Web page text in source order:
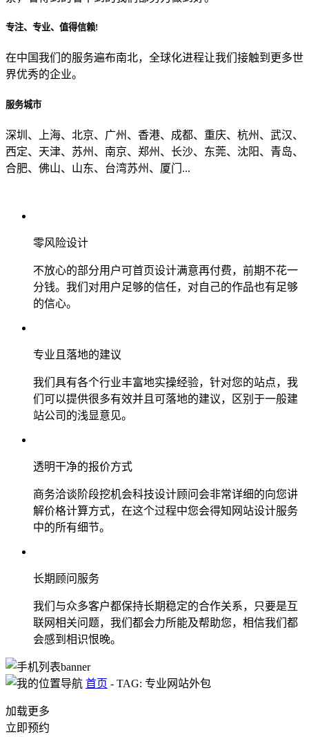
专注、专业、值得信赖!
在中国我们的服务遍布南北，全球化进程让我们接触到更多世
界优秀的企业。
服务城市
深圳、上海、北京、广州、香港、成都、重庆、杭州、武汉、
西定、天津、苏州、南京、郑州、长沙、东莞、沈阳、青岛、
合肥、佛山、山东、台湾苏州、厦门...
零风险设计
不放心的部分用户可首页设计满意再付费，前期不花一
分钱。我们对用户足够的信任，对自己的作品也有足够
的信心。
专业且落地的建议
我们具有各个行业丰富地实操经验，针对您的站点，我
们可以提供很多有效并且可落地的建议，区别于一般建
站公司的浅显意见。
透明干净的报价方式
商务洽谈阶段挖机会科技设计顾问会非常详细的向您讲
解价格计算方式，在这个过程中您会得知网站设计服务
中的所有细节。
长期顾问服务
我们与众多客户都保持长期稳定的合作关系，只要是互
联网相关问题，我们都会力所能及帮助您，相信我们都
会感到相识恨晚。
首页 - TAG: 专业网站外包
加载更多
立即预约